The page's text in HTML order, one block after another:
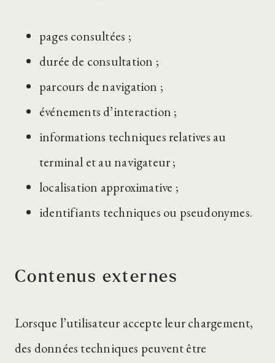
pages consultées ;
durée de consultation ;
parcours de navigation ;
événements d’interaction ;
informations techniques relatives au
terminal et au navigateur ;
localisation approximative ;
identifiants techniques ou pseudonymes.
Contenus externes
Lorsque l’utilisateur accepte leur chargement,
des données techniques peuvent être